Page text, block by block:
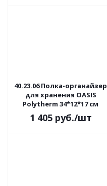
40.23.06 Полка-органайзер
для хранения OASIS
Polytherm 34*12*17 см
1 405руб./шт